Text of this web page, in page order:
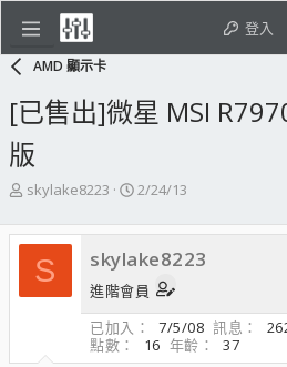
登入
AMD 顯示卡
[已售出]微星 MSI
版
主
發
人
skylake8223
開
日
期
2/24/13
S skylake8223
進階會員
已加入
7/5/08 訊息
點數
16 年齡
37